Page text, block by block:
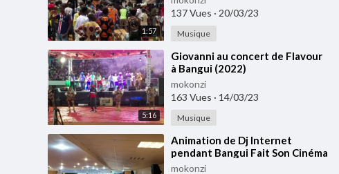
1:57
137 Vues · 20/03/23
Musique
5:16
⁣⁣Giovanni au concert de Flavour
à Bangui (2022)
mokonzi
163 Vues · 14/03/23
Musique
⁣Animation de Dj Internet
pendant Bangui Fait Son Cinéma
au Complexe Scolaire Galaxy
mokonzi